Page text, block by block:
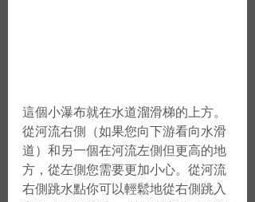
這個小瀑布就在水道溜滑梯的上方。
從河流右側（如果您向下游看向水滑
道）和另一個在河流左側但更高的地
方，從左側您需要更加小心。從河流
右側跳水點你可以輕鬆地從右側跳入